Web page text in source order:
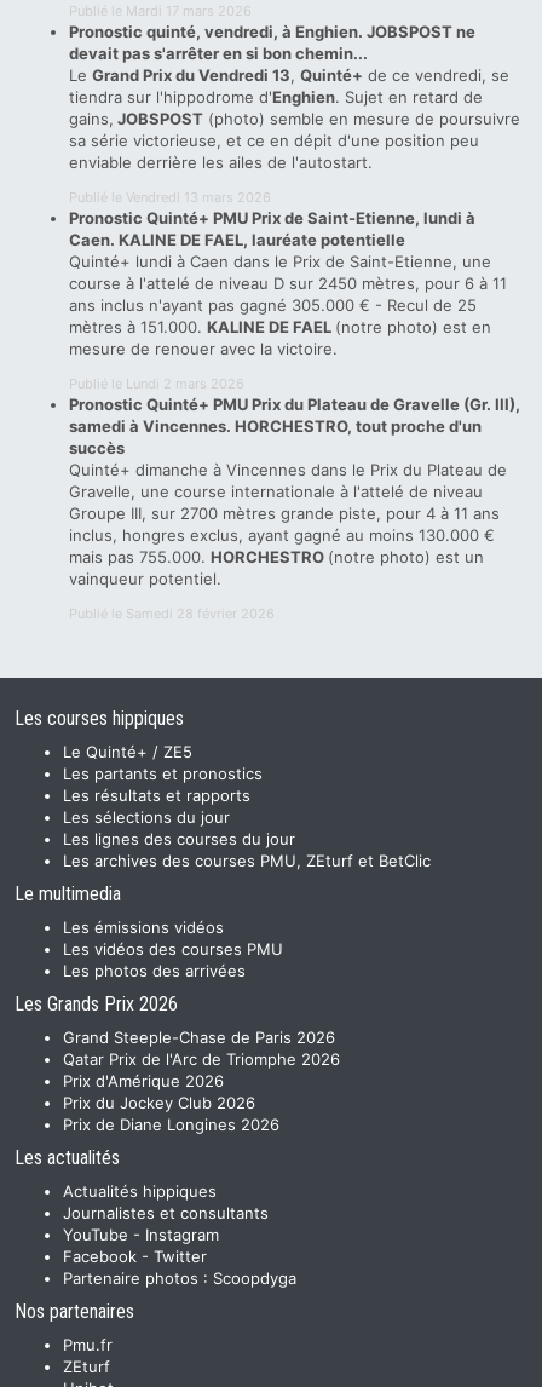
Publié le Mardi 17 mars 2026
Pronostic quinté, vendredi, à Enghien. JOBSPOST ne
devait pas s'arrêter en si bon chemin...
Le Grand Prix du Vendredi 13, Quinté+ de ce vendredi, se
tiendra sur l'hippodrome d'Enghien. Sujet en retard de
gains, JOBSPOST (photo) semble en mesure de poursuivre
sa série victorieuse, et ce en dépit d'une position peu
enviable derrière les ailes de l'autostart.
Publié le Vendredi 13 mars 2026
Pronostic Quinté+ PMU Prix de Saint-Etienne, lundi à
Caen. KALINE DE FAEL, lauréate potentielle
Quinté+ lundi à Caen dans le Prix de Saint-Etienne, une
course à l'attelé de niveau D sur 2450 mètres, pour 6 à 11
ans inclus n'ayant pas gagné 305.000 € - Recul de 25
mètres à 151.000. KALINE DE FAEL (notre photo) est en
mesure de renouer avec la victoire.
Publié le Lundi 2 mars 2026
Pronostic Quinté+ PMU Prix du Plateau de Gravelle (Gr. III),
samedi à Vincennes. HORCHESTRO, tout proche d'un
succès
Quinté+ dimanche à Vincennes dans le Prix du Plateau de
Gravelle, une course internationale à l'attelé de niveau
Groupe III, sur 2700 mètres grande piste, pour 4 à 11 ans
inclus, hongres exclus, ayant gagné au moins 130.000 €
mais pas 755.000. HORCHESTRO (notre photo) est un
vainqueur potentiel.
Publié le Samedi 28 février 2026
Les courses hippiques
Le Quinté+ / ZE5
Les partants et pronostics
Les résultats et rapports
Les sélections du jour
Les lignes des courses du jour
Les archives des courses PMU, ZEturf et BetClic
Le multimedia
Les émissions vidéos
Les vidéos des courses PMU
Les photos des arrivées
Les Grands Prix 2026
Grand Steeple-Chase de Paris 2026
Qatar Prix de l'Arc de Triomphe 2026
Prix d'Amérique 2026
Prix du Jockey Club 2026
Prix de Diane Longines 2026
Les actualités
Actualités hippiques
Journalistes et consultants
YouTube - Instagram
Facebook - Twitter
Partenaire photos : Scoopdyga
Nos partenaires
Pmu.fr
ZEturf